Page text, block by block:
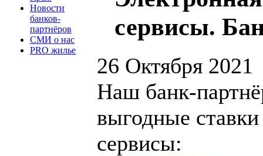
Новости
банков-
партнёров
СМИ о нас
PRO жилье
сервисы.
26 Октября 2021
Наш банк-
выгодные
сервисы: